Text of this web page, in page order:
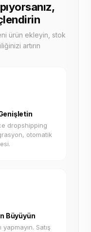
ürün ekleyin, stok
artırın
dropshipping
otomatik
Büyüyün
Satış